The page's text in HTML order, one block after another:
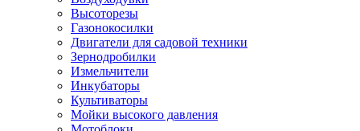
Высоторезы
Газонокосилки
Двигатели для садовой техники
Зернодробилки
Измельчители
Инкубаторы
Культиваторы
Мойки высокого давления